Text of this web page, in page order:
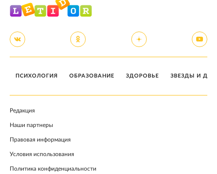
ПСИХОЛОГИЯ ОБРАЗОВАНИЕ ЗДОРОВЬЕ ЗВЕЗДЫ И
Редакция
Наши партнеры
Правовая информация
Условия использования
Политика конфиденциальности